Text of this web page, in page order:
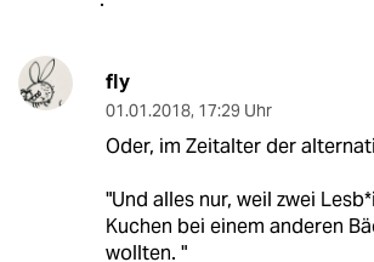
fly
01.01.2018, 17:29 Uhr
Oder, im Zeitalter der
"Und alles nur, weil zwei
Kuchen bei einem anderen
wollten. "